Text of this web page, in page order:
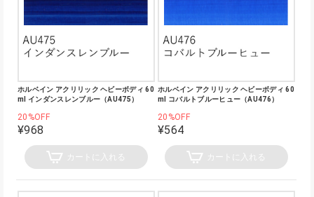
ホルベイン アクリリック ヘビーボディ 60
ml インダンスレンブルー（AU475）
20%OFF
¥968
カートに入れる
ホルベイン アクリリック ヘビーボディ 60
ml コバルトブルーヒュー（AU476）
20%OFF
¥564
カートに入れる